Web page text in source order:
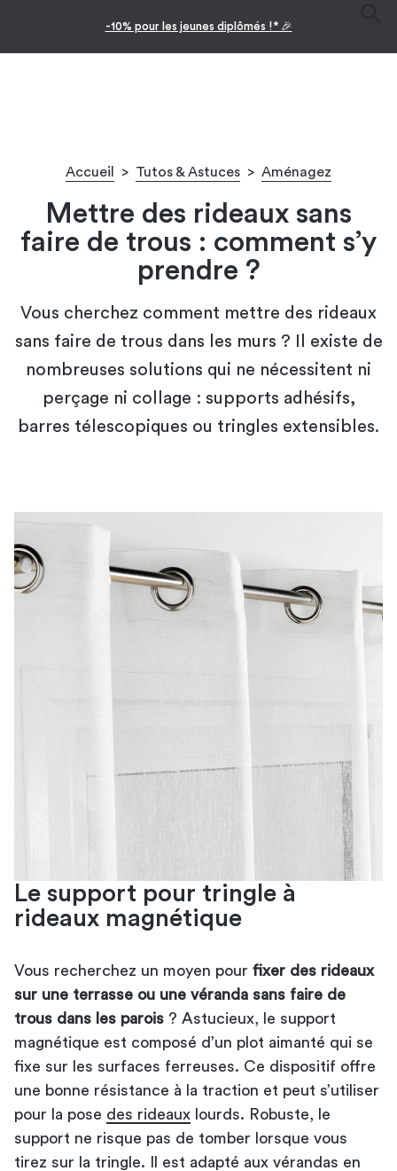
-10% pour les jeunes diplômés !* 🎉
Accueil > Tutos & Astuces > Aménagez
Mettre des rideaux sans
faire de trous : comment s’y
prendre ?
Vous cherchez comment mettre des rideaux
sans faire de trous dans les murs ? Il existe de
nombreuses solutions qui ne nécessitent ni
perçage ni collage : supports adhésifs,
barres télescopiques ou tringles extensibles.
Le support pour tringle à
rideaux magnétique
Vous recherchez un moyen pour fixer des rideaux
sur une terrasse ou une véranda sans faire de
trous dans les parois ? Astucieux, le support
magnétique est composé d’un plot aimanté qui se
fixe sur les surfaces ferreuses. Ce dispositif offre
une bonne résistance à la traction et peut s’utiliser
pour la pose des rideaux lourds. Robuste, le
support ne risque pas de tomber lorsque vous
tirez sur la tringle. Il est adapté aux vérandas en